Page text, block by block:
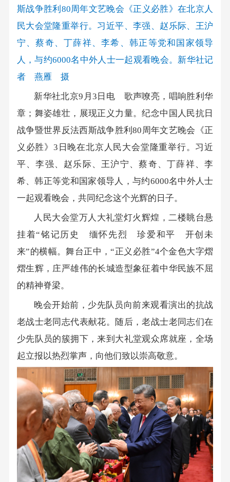
斯战争胜利80周年文艺晚会《正义必胜》在北京人
民大会堂隆重举行。习近平、李强、赵乐际、王沪
宁、蔡奇、丁薛祥、李希、韩正等党和国家领导
人，与约6000名中外人士一起观看晚会。新华社记
者 燕雁 摄
新华社北京9月3日电 歌声嘹亮，唱响胜利华
章；舞姿雄壮，展现正义力量。纪念中国人民抗日
战争暨世界反法西斯战争胜利80周年文艺晚会《正
义必胜》3日晚在北京人民大会堂隆重举行。习近
平、李强、赵乐际、王沪宁、蔡奇、丁薛祥、李
希、韩正等党和国家领导人，与约6000名中外人士
一起观看晚会，共同纪念这个光辉的日子。
人民大会堂万人大礼堂灯火辉煌，二楼眺台悬
挂着“铭记历史 缅怀先烈 珍爱和平 开创未
来”的横幅。舞台正中，“正义必胜”4个金色大字熠
熠生辉，庄严雄伟的长城造型象征着中华民族不屈
的精神脊梁。
晚会开始前，少先队员向前来观看演出的抗战
老战士老同志代表献花。随后，老战士老同志们在
少先队员的簇拥下，来到大礼堂观众席就座，全场
起立报以热烈掌声，向他们致以崇高敬意。